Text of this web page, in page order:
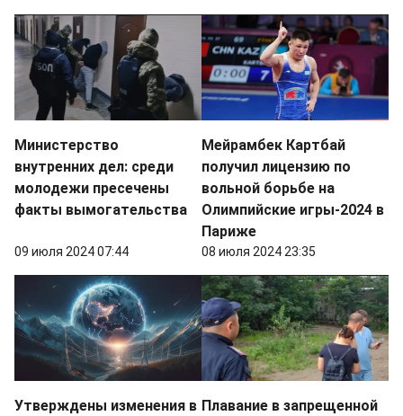
Министерство
внутренних дел: среди
молодежи пресечены
факты вымогательства
09 июля 2024 07:44
Мейрамбек Картбай
получил лицензию по
вольной борьбе на
Олимпийские игры-2024 в
Париже
08 июля 2024 23:35
Утверждены изменения в Плавание в запрещенной